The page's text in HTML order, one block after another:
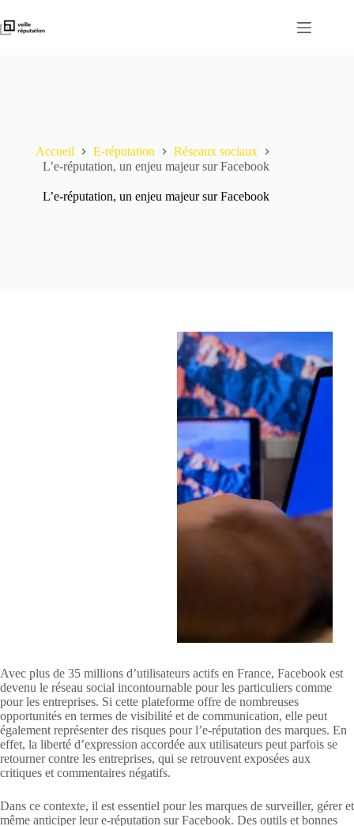
au
contenu
Accueil E-réputation
Réseaux sociaux
L’e-réputation, un enjeu majeur sur Facebook
L’e-réputation, un enjeu majeur sur Facebook
Avec plus de 35 millions d’utilisateurs actifs en France, Facebook est
devenu le réseau social incontournable pour les particuliers comme
pour les entreprises. Si cette plateforme offre de nombreuses
opportunités en termes de visibilité et de communication, elle peut
également représenter des risques pour l’e-réputation des marques. En
effet, la liberté d’expression accordée aux utilisateurs peut parfois se
retourner contre les entreprises, qui se retrouvent exposées aux
critiques et commentaires négatifs.
Dans ce contexte, il est essentiel pour les marques de surveiller, gérer et
même anticiper leur e-réputation sur Facebook. Des outils et bonnes